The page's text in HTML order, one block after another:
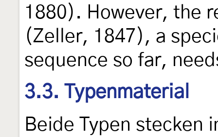
1880). However, the
(Zeller, 1847), a
sequence so far,
3.3. Typenmaterial
Beide Typen stecken